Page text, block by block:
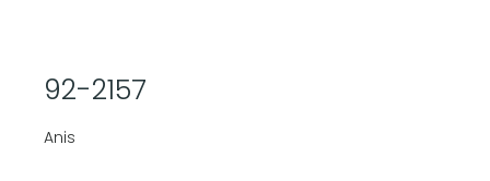
92-2157
Anis